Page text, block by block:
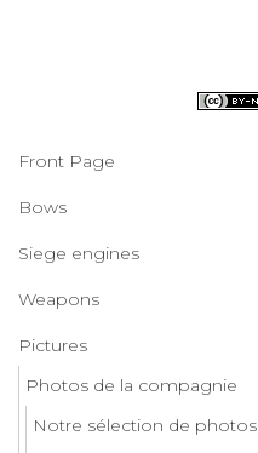
Front Page
Bows
Siege engines
Weapons
Pictures
Photos de la compagnie
Notre sélection de photos